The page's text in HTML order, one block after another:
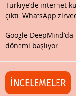
Türkiye’de internet
çıktı: WhatsApp
Google
dönemi başlıyor
İNCELEMELER